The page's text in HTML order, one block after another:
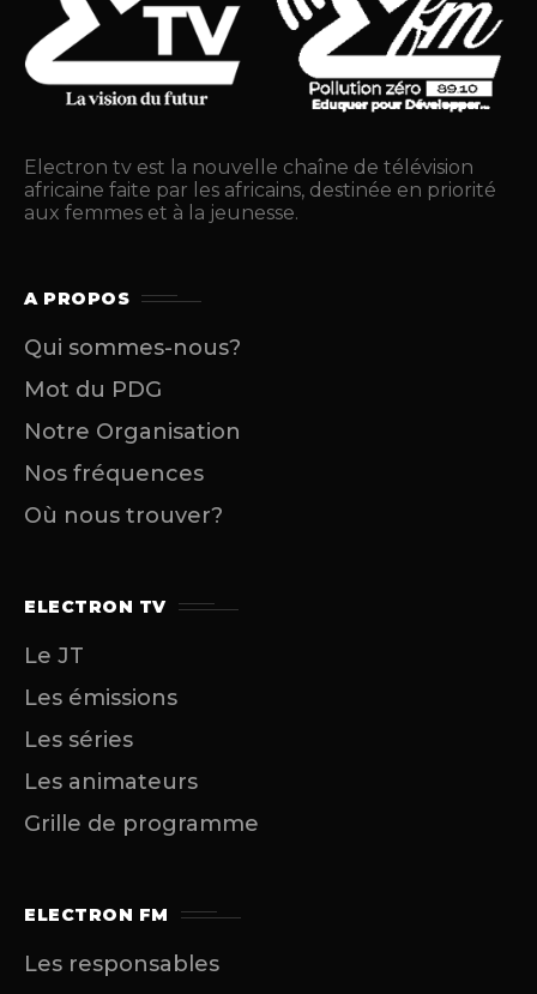
Electron tv est la nouvelle chaîne de télévision
africaine faite par les africains, destinée en priorité
aux femmes et à la jeunesse.
A PROPOS
Qui sommes-nous?
Mot du PDG
Notre Organisation
Nos fréquences
Où nous trouver?
ELECTRON TV
Le JT
Les émissions
Les séries
Les animateurs
Grille de programme
ELECTRON FM
Les responsables